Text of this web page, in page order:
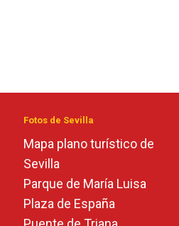
Fotos de Sevilla
Mapa plano turístico de
Sevilla
Parque de María Luisa
Plaza de España